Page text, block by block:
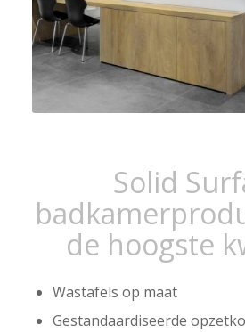
Solid
de hoogste
Wastafels op maat
Gestandaardiseerde